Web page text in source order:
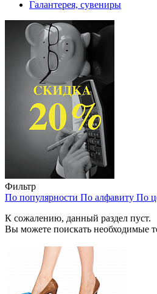
Галантерея, сувениры
Фильтр
По популярности По алфавиту По
К сожалению, данный раздел пуст.
Вы можете поискать необходимые